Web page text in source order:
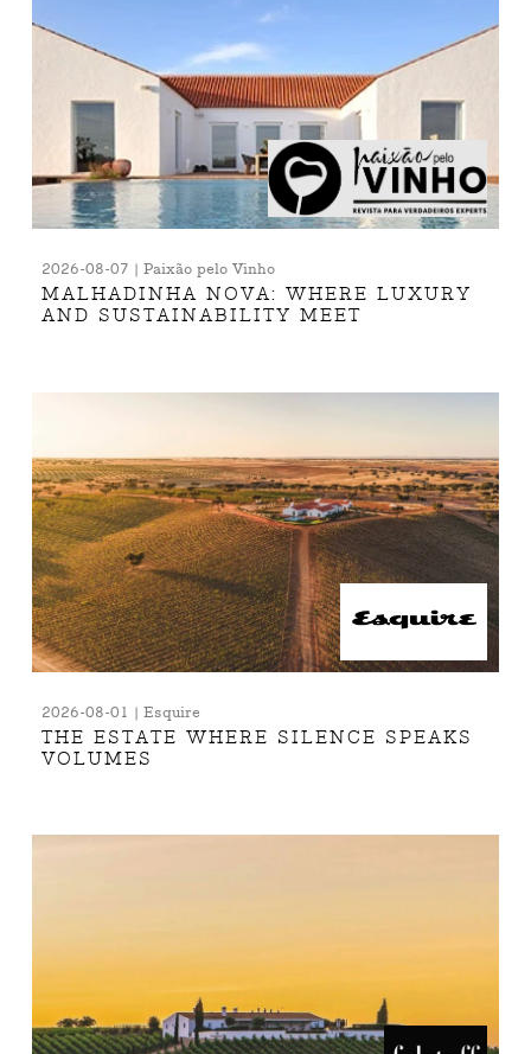
2026-08-07 | Paixão pelo Vinho
MALHADINHA NOVA: WHERE LUXURY
AND SUSTAINABILITY MEET
2026-08-01 | Esquire
THE ESTATE WHERE SILENCE SPEAKS
VOLUMES